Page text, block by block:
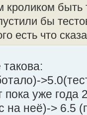
быть
бы
есть что
пока уже года
на неё)-> 6.5